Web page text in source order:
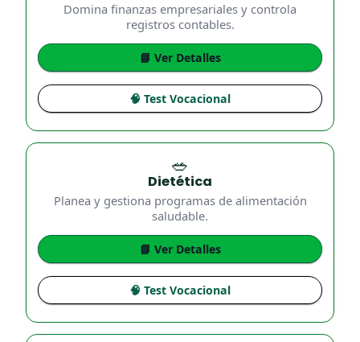
Domina finanzas empresariales y controla
registros contables.
📘 Ver Detalles
🧠 Test Vocacional
🥗
Dietética
Planea y gestiona programas de alimentación
saludable.
📘 Ver Detalles
🧠 Test Vocacional